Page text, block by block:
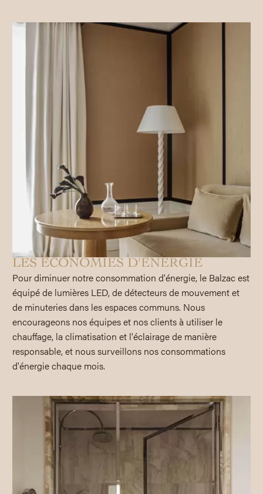
LES ÉCONOMIES D'ÉNERGIE
Pour diminuer notre consommation d'énergie, le Balzac est
équipé de lumières LED, de détecteurs de mouvement et
de minuteries dans les espaces communs. Nous
encourageons nos équipes et nos clients à utiliser le
chauffage, la climatisation et l'éclairage de manière
responsable, et nous surveillons nos consommations
d'énergie chaque mois.